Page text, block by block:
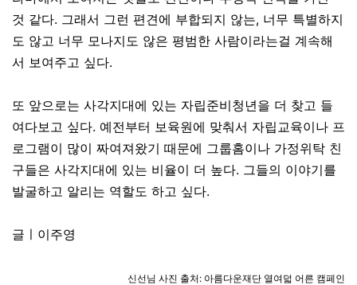
것 같다. 그래서 그런 편견에 부합되지 않는, 너무 특별하지
도 않고 너무 모나지도 않은 평범한 사람이라는걸 계속해
서 보여주고 싶다.
또 앞으로는 사각지대에 있는 자립준비청년을 더 찾고 들
여다보고 싶다. 예전부터 보육원에 맞춰서 자립교육이나 프
로그램이 많이 짜여져왔기 때문에 그룹홈이나 가정위탁 친
구들은 사각지대에 있는 비율이 더 높다. 그들의 이야기를
발굴하고 알리는 역할도 하고 싶다.
글ㅣ이주영
신선님 사진 출처: 아름다운재단 열여덟 어른 캠페인